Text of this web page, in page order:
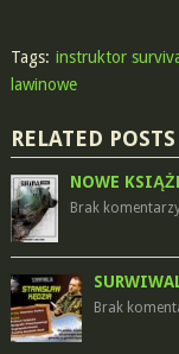
Tags: instruktor
lawinowe
RELATED POSTS
NOWE
Brak
Brak